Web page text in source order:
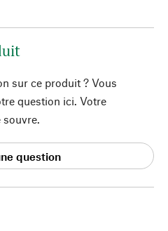
sur ce produit ? Vous
question ici. Votre
souvre.
question